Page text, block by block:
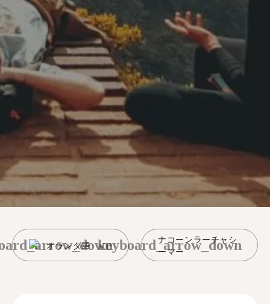
オランダ語
ナコーンラーチャシ
ーマー
keyboard_arrow_down